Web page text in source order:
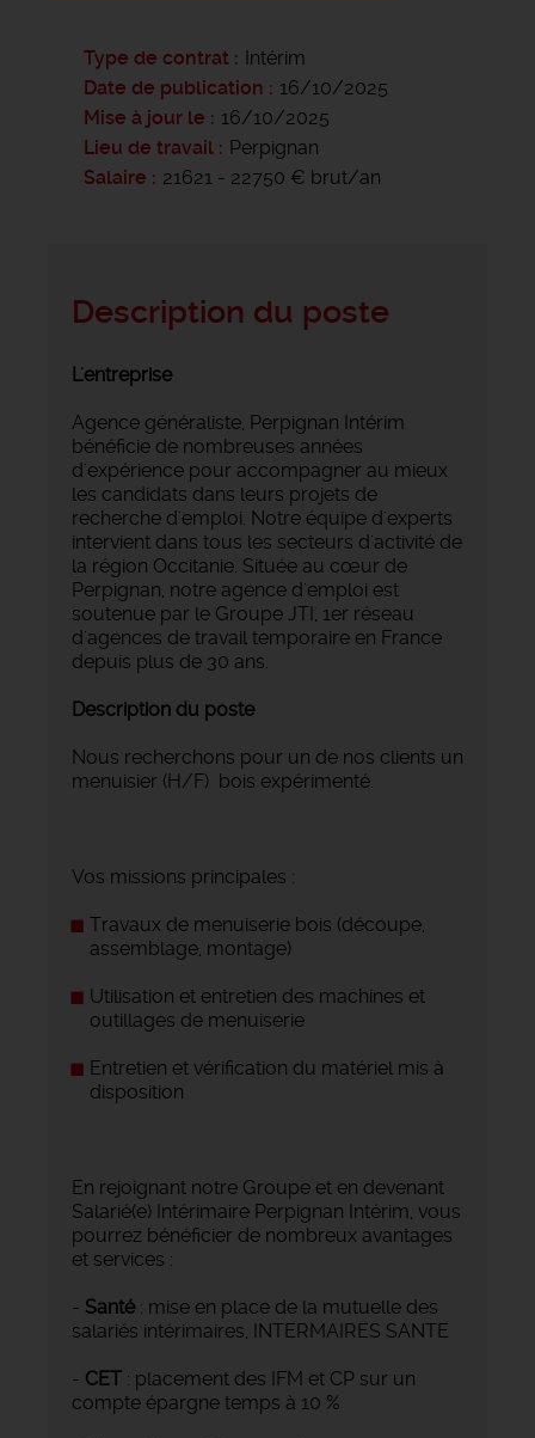
Type de contrat
Intérim
Date de publication
16/10/2025
Mise à jour le
16/10/2025
Lieu de travail
Perpignan
Salaire
21621 - 22750 € brut/an
Description du poste
L'entreprise
Agence généraliste, Perpignan Intérim
bénéficie de nombreuses années
d'expérience pour accompagner au mieux
les candidats dans leurs projets de
recherche d'emploi. Notre équipe d'experts
intervient dans tous les secteurs d'activité de
la région Occitanie. Située au cœur de
Perpignan, notre agence d'emploi est
soutenue par le Groupe JTI, 1er réseau
d'agences de travail temporaire en France
depuis plus de 30 ans.
Description du poste
Nous recherchons pour un de nos clients un
menuisier (H/F) bois expérimenté.
Vos missions principales :
Travaux de menuiserie bois (découpe,
assemblage, montage)
Utilisation et entretien des machines et
outillages de menuiserie
Entretien et vérification du matériel mis à
disposition
En rejoignant notre Groupe et en devenant
Salarié(e) Intérimaire Perpignan Intérim, vous
pourrez bénéficier de nombreux avantages
et services :
- Santé: mise en place de la mutuelle des
salariés intérimaires, INTERMAIRES SANTE
- CET : placement des IFM et CP sur un
compte épargne temps à 10 %